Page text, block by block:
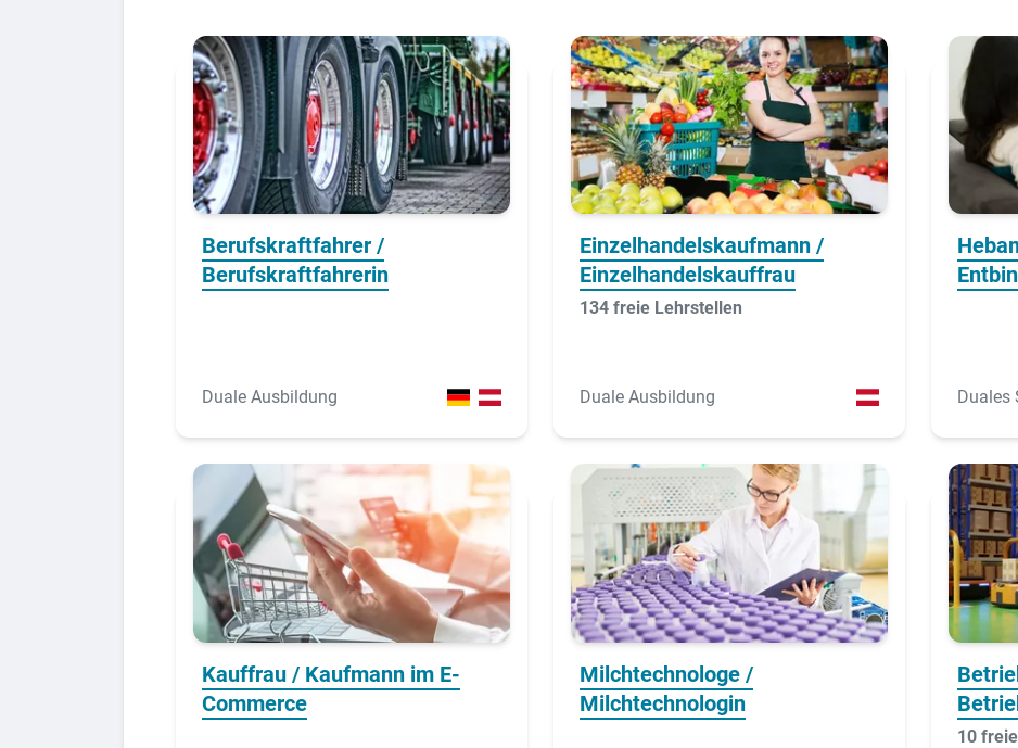
Berufskraftfahrer /
Berufskraftfahrerin
Duale Ausbildung
Einzelhandelskaufmann /
Einzelhandelskauffrau
134 freie Lehrstellen
Duale Ausbildung Duales
Kauffrau / Kaufmann im E-
Commerce
Milchtechnologe /
Milchtechnologin
10